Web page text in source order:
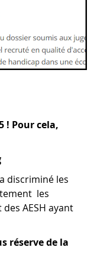
! Pour cela,
discriminé les
les
AESH ayant
réserve de la